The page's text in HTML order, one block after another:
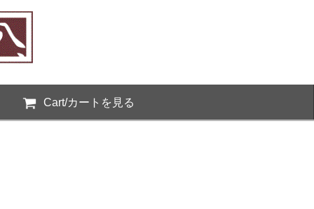
Cart/カートを見る